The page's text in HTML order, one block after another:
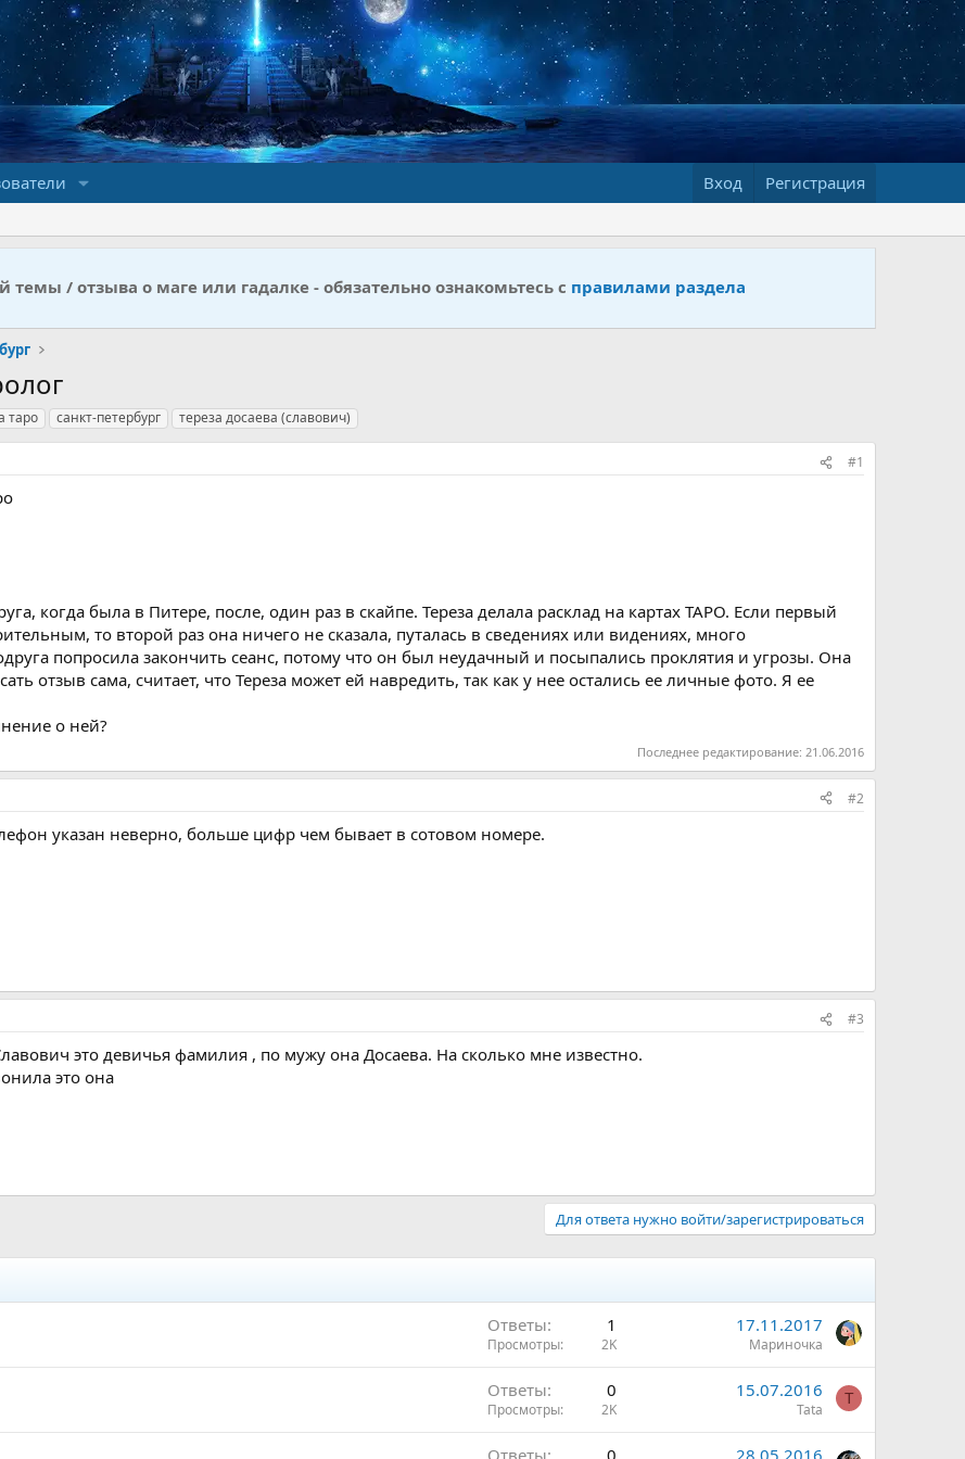
Вход Регистрация
/ отзыва о маге или гадалке - обязательно ознакомьтесь с правилами раздела
таро санкт-петербург тереза досаева (славович)
#1
когда была в Питере, после, один раз в скайпе. Тереза делала расклад на картах ТАРО. Если первый
то второй раз она ничего не сказала, путалась в сведениях или видениях, много
попросила закончить сеанс, потому что он был неудачный и посыпались проклятия и угрозы. Она
отзыв сама, считает, что Тереза может ей навредить, так как у нее остались ее личные фото. Я ее
о ней?
Последнее редактирование: 21.06.2016
#2
указан неверно, больше цифр чем бывает в сотовом номере.
#3
это девичья фамилия , по мужу она Досаева. На сколько мне известно.
это она
Для ответа нужно войти/зарегистрироваться
Ответы 1
Просмотры 2K
17.11.2017
Мариночка
Ответы 0
Просмотры 2K
15.07.2016
Tata
T
Ответы 0 28.05.2016